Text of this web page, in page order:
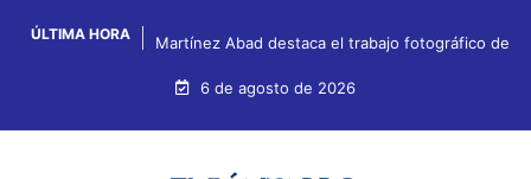
ÚLTIMA HORA Martínez Abad destaca el trabajo fotográfico de
6 de agosto de 2026